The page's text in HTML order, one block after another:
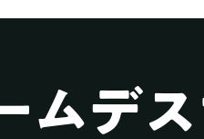
ムデ